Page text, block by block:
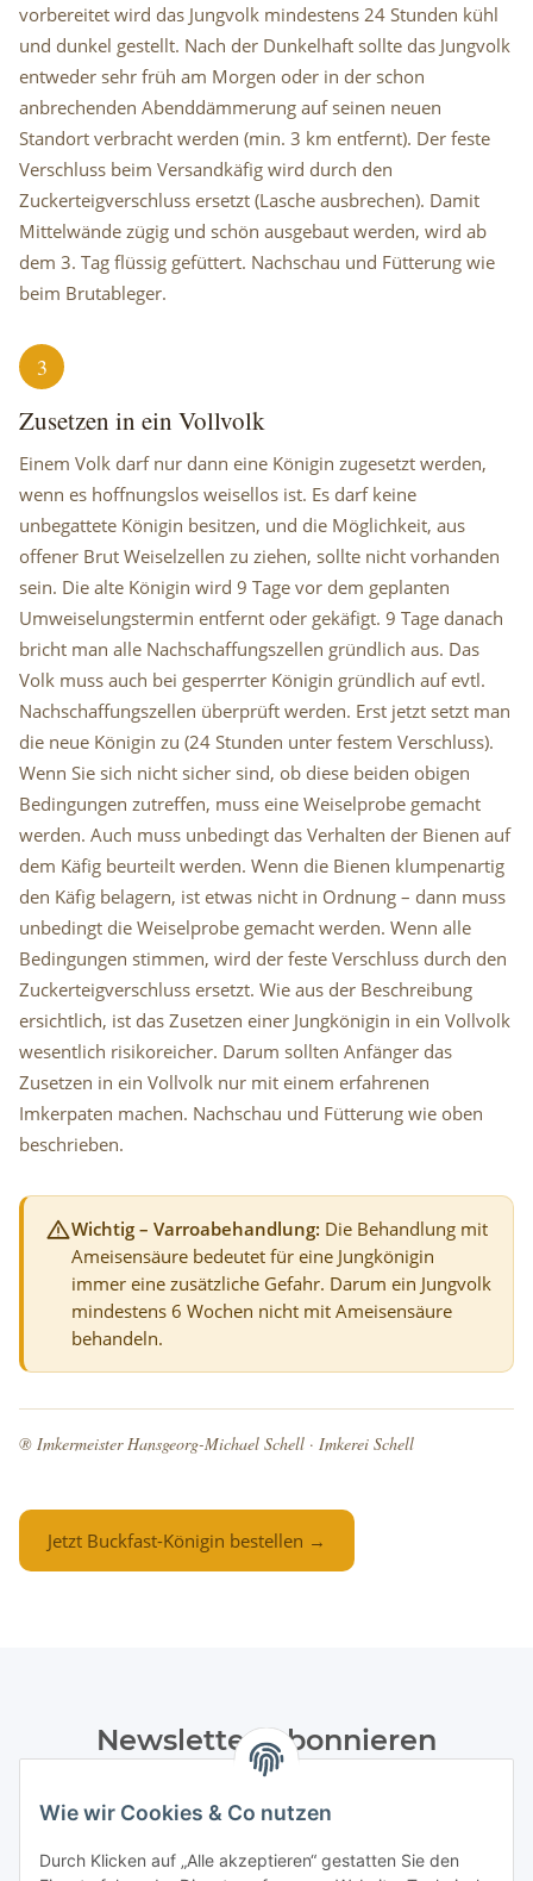
Wie wir Cookies & Co nutzen
Durch Klicken auf „Alle akzeptieren“ gestatten Sie den
vorbereitet wird das Jungvolk mindestens 24 Stunden kühl
und dunkel gestellt. Nach der Dunkelhaft sollte das Jungvolk
entweder sehr früh am Morgen oder in der schon
anbrechenden Abenddämmerung auf seinen neuen
Standort verbracht werden (min. 3 km entfernt). Der feste
Verschluss beim Versandkäfig wird durch den
Zuckerteigverschluss ersetzt (Lasche ausbrechen). Damit
Mittelwände zügig und schön ausgebaut werden, wird ab
dem 3. Tag flüssig gefüttert. Nachschau und Fütterung wie
beim Brutableger.
3
Zusetzen in ein Vollvolk
Einem Volk darf nur dann eine Königin zugesetzt werden,
wenn es hoffnungslos weisellos ist. Es darf keine
unbegattete Königin besitzen, und die Möglichkeit, aus
offener Brut Weiselzellen zu ziehen, sollte nicht vorhanden
sein. Die alte Königin wird 9 Tage vor dem geplanten
Umweiselungstermin entfernt oder gekäfigt. 9 Tage danach
bricht man alle Nachschaffungszellen gründlich aus. Das
Volk muss auch bei gesperrter Königin gründlich auf evtl.
Nachschaffungszellen überprüft werden. Erst jetzt setzt man
die neue Königin zu (24 Stunden unter festem Verschluss).
Wenn Sie sich nicht sicher sind, ob diese beiden obigen
Bedingungen zutreffen, muss eine Weiselprobe gemacht
werden. Auch muss unbedingt das Verhalten der Bienen auf
dem Käfig beurteilt werden. Wenn die Bienen klumpenartig
den Käfig belagern, ist etwas nicht in Ordnung – dann muss
unbedingt die Weiselprobe gemacht werden. Wenn alle
Bedingungen stimmen, wird der feste Verschluss durch den
Zuckerteigverschluss ersetzt. Wie aus der Beschreibung
ersichtlich, ist das Zusetzen einer Jungkönigin in ein Vollvolk
wesentlich risikoreicher. Darum sollten Anfänger das
Zusetzen in ein Vollvolk nur mit einem erfahrenen
Imkerpaten machen. Nachschau und Fütterung wie oben
beschrieben.
Wichtig – Varroabehandlung: Die Behandlung mit
Ameisensäure bedeutet für eine Jungkönigin
immer eine zusätzliche Gefahr. Darum ein Jungvolk
mindestens 6 Wochen nicht mit Ameisensäure
behandeln.
® Imkermeister Hansgeorg-Michael Schell · Imkerei Schell
Jetzt Buckfast-Königin bestellen →
Newsletter Abonnieren
Datenschutzerklärungregelmäßig und jederzeit widerruflich